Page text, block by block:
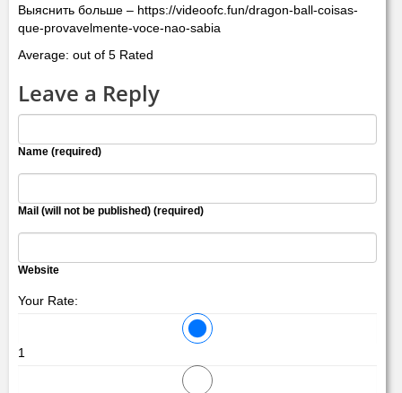
Выяснить больше – https://videoofc.fun/dragon-ball-coisas-
que-provavelmente-voce-nao-sabia
Average: out of 5 Rated
Leave a Reply
Name (required)
Mail (will not be published) (required)
Website
Your Rate:
1